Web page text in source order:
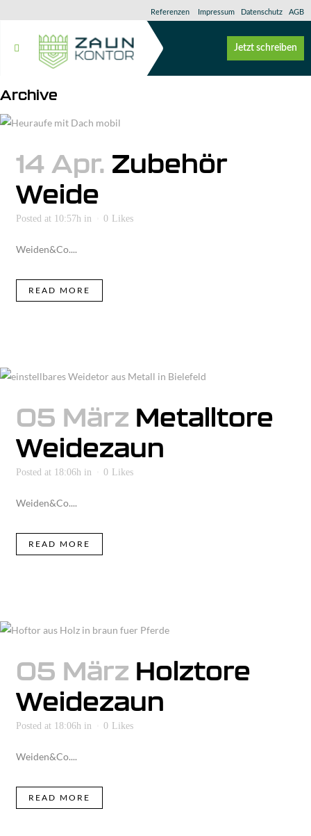
Referenzen Impressum Datenschutz AGB
Jetzt schreiben
Archive
14 Apr. Zubehör
Weide
Posted at 10:57h in 0 Likes
Weiden&Co....
READ MORE
05 März Metalltore
Weidezaun
Posted at 18:06h in 0 Likes
Weiden&Co....
READ MORE
05 März Holztore
Weidezaun
Posted at 18:06h in 0 Likes
Weiden&Co....
READ MORE